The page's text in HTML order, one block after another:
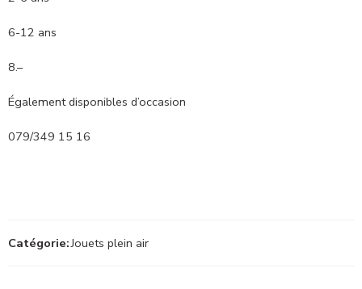
6-12 ans
8.–
Également disponibles d’occasion
079/349 15 16
Catégorie:Jouets plein air